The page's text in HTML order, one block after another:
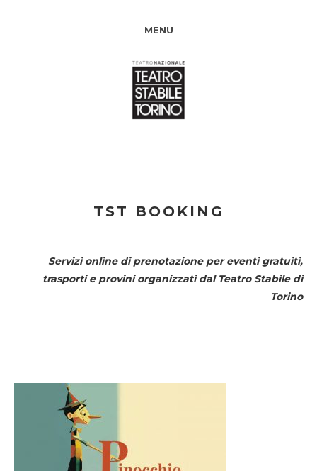
MENU
TST BOOKING
Servizi online di prenotazione per eventi gratuiti,
trasporti e provini organizzati dal Teatro Stabile di
Torino